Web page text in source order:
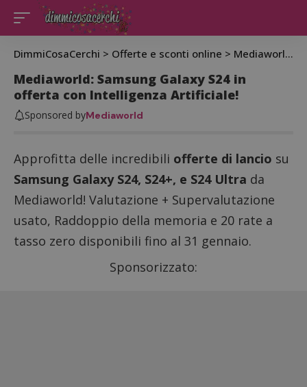
DimmiCosaCerchi > Offerte e sconti online > Mediaworld: Samsung Galaxy S24 in offerta con Intelligenza Artificiale!
Mediaworld: Samsung Galaxy S24 in
offerta con Intelligenza Artificiale!
Sponsored byMediaworld
Approfitta delle incredibili offerte di lancio su
Samsung Galaxy S24, S24+, e S24 Ultra da
Mediaworld! Valutazione + Supervalutazione
usato, Raddoppio della memoria e 20 rate a
tasso zero disponibili fino al 31 gennaio.
Sponsorizzato: